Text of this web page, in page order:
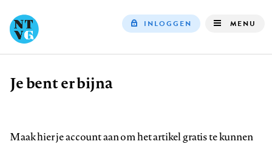
INLOGGEN MENU
Kruimelpad
Je bent er bijna
Maak hier je account aan om het artikel gratis te kunnen